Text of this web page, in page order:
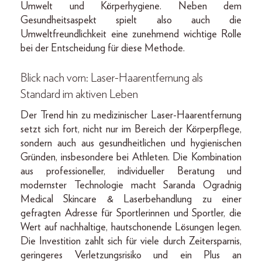
Umwelt und Körperhygiene. Neben dem
Gesundheitsaspekt spielt also auch die
Umweltfreundlichkeit eine zunehmend wichtige Rolle
bei der Entscheidung für diese Methode.
Blick nach vorn: Laser-Haarentfernung als
Standard im aktiven Leben
Der Trend hin zu medizinischer Laser-Haarentfernung
setzt sich fort, nicht nur im Bereich der Körperpflege,
sondern auch aus gesundheitlichen und hygienischen
Gründen, insbesondere bei Athleten. Die Kombination
aus professioneller, individueller Beratung und
modernster Technologie macht Saranda Ogradnig
Medical Skincare & Laserbehandlung zu einer
gefragten Adresse für Sportlerinnen und Sportler, die
Wert auf nachhaltige, hautschonende Lösungen legen.
Die Investition zahlt sich für viele durch Zeitersparnis,
geringeres Verletzungsrisiko und ein Plus an